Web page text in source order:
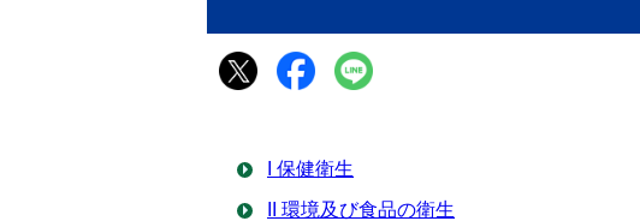
I 保健衛生
II 環境及び食品の衛生